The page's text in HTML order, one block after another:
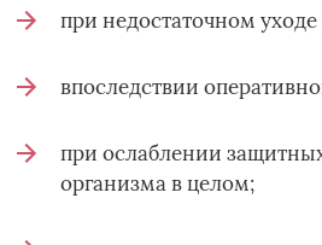
при недостаточном
впоследствии
при ослаблении
организма в целом;